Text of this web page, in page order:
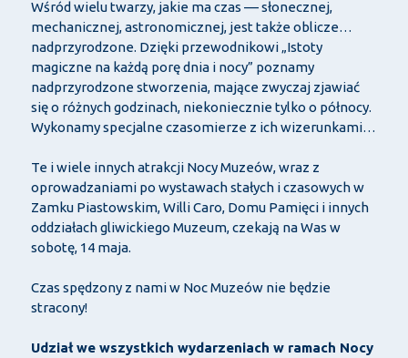
Wśród wielu twarzy, jakie ma czas –– słonecznej,
mechanicznej, astronomicznej, jest także oblicze…
nadprzyrodzone. Dzięki przewodnikowi „Istoty
magiczne na każdą porę dnia i nocy” poznamy
nadprzyrodzone stworzenia, mające zwyczaj zjawiać
się o różnych godzinach, niekoniecznie tylko o północy.
Wykonamy specjalne czasomierze z ich wizerunkami…
Te i wiele innych atrakcji Nocy Muzeów, wraz z
oprowadzaniami po wystawach stałych i czasowych w
Zamku Piastowskim, Willi Caro, Domu Pamięci i innych
oddziałach gliwickiego Muzeum, czekają na Was w
sobotę, 14 maja.
Czas spędzony z nami w Noc Muzeów nie będzie
stracony!
Udział we wszystkich wydarzeniach w ramach Nocy